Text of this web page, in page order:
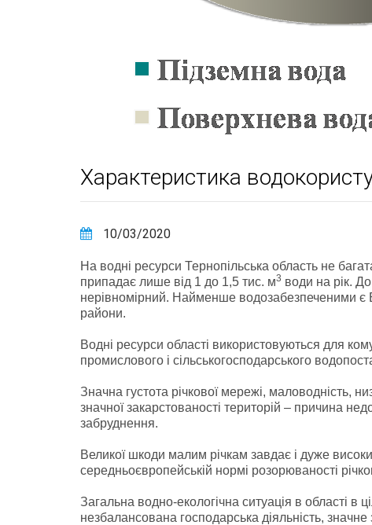
Характеристика
10/03/2020
На водні ресурси Тернопільська область не
припадає лише від 1 до 1,5 тис. м3 води на рік.
нерівномірний. Найменше водозабезпеченими є
райони.
Водні ресурси області використовуються для
промислового і сільськогосподарського
Значна густота річкової мережі, маловодність,
значної закарстованості територій – причина
забруднення.
Великої шкоди малим річкам завдає і дуже
середньоєвропейській нормі розорюваності
Загальна водно-екологічна ситуація в області в
незбалансована господарська діяльність,